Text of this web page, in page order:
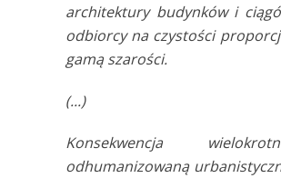
architektury budynków i
odbiorcy na czystości
gamą szarości.
(...)
Konsekwencja
odhumanizowaną